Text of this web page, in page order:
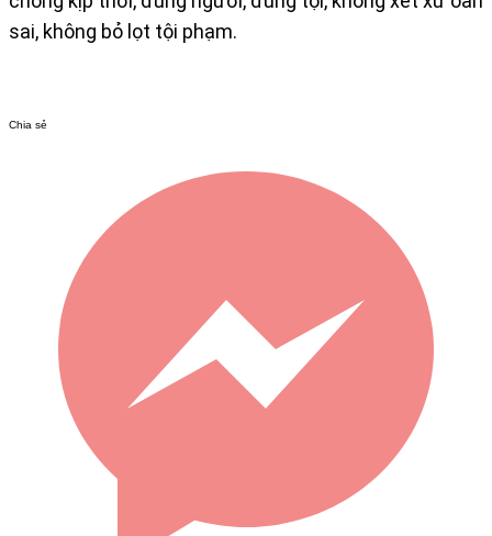
sai, không bỏ lọt tội phạm.
Chia sẻ